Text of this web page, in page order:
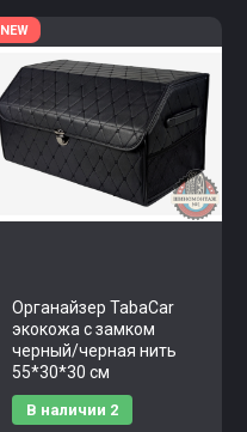
NEW
Органайзер TabaCar
экокожа с замком
черный/черная нить
55*30*30 см
В наличии 2